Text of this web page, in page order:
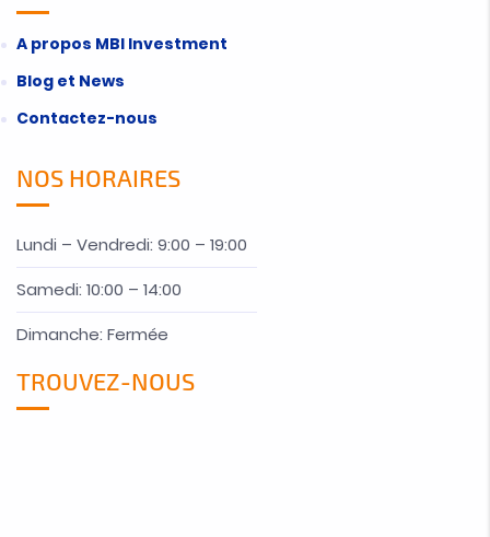
A propos MBI Investment
Blog et News
Contactez-nous
NOS HORAIRES
Lundi – Vendredi: 9:00 – 19:00
Samedi: 10:00 – 14:00
Dimanche: Fermée
TROUVEZ-NOUS